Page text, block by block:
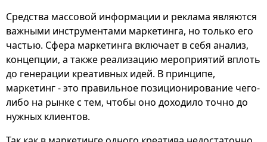
Средства массовой информации и реклама являются
важными инструментами маркетинга, но только его
частью. Сфера маркетинга включает в себя анализ,
концепции, а также реализацию мероприятий вплоть
до генерации креативных идей. В принципе,
маркетинг - это правильное позиционирование чего-
либо на рынке с тем, чтобы оно доходило точно до
нужных клиентов.